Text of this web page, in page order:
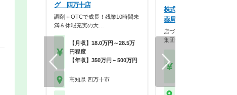
グ 四万十店
調剤＋OTCで成長！残業10時間未
満＆休暇充実の大…
【月収】18.0万円～28.5万
円程度
【年収】350万円～500万円
高知県 四万十市
株式会社大屋 マック中
薬局
店づくり＝人づくり＝同じ
集団づくりを心がけて…